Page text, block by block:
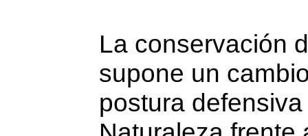
La conservación
supone un
postura